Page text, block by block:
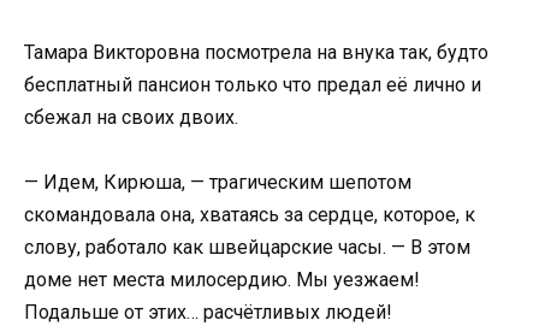
Тамара Викторовна посмотрела на внука так, будто
бесплатный пансион только что предал её лично и
сбежал на своих двоих.
— Идем, Кирюша, — трагическим шепотом
скомандовала она, хватаясь за сердце, которое, к
слову, работало как швейцарские часы. — В этом
доме нет места милосердию. Мы уезжаем!
Подальше от этих… расчётливых людей!